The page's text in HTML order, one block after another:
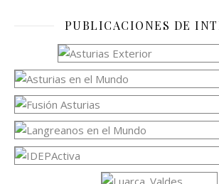
PUBLICACIONES DE